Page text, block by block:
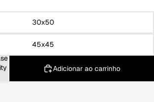
30x50
45x45
Adicionar ao carrinho